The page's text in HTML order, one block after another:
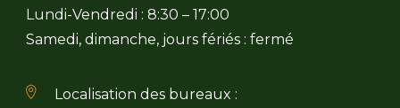
Lundi-Vendredi : 8:30 – 17:00
Samedi, dimanche, jours fériés : fermé
Localisation des bureaux :